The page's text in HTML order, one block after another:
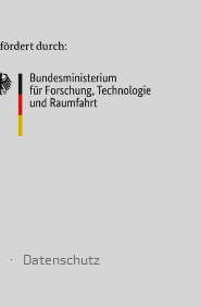
· Datenschutz